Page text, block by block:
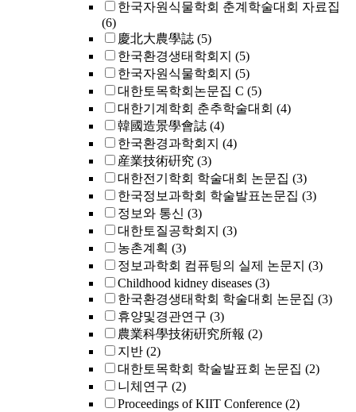
한국자원식물학회 춘계학술대회 자료집
(6)
慶北大農學誌 (5)
한국환경생태학회지 (5)
한국자원식물학회지 (5)
대한토목학회논문집 C (5)
대한기계학회 춘추학술대회 (4)
韓國造景學會誌 (4)
한국환경과학회지 (4)
産業技術硏究 (3)
대한전기학회 학술대회 논문집 (3)
한국정보과학회 학술발표논문집 (3)
정보와 통신 (3)
대한토질공학회지 (3)
농촌계획 (3)
정보과학회 컴퓨팅의 실제 논문지 (3)
Childhood kidney diseases (3)
한국환경생태학회 학술대회 논문집 (3)
휴양및경관연구 (3)
農業科學技術硏究所報 (2)
지반 (2)
대한토목학회 학술발표회 논문집 (2)
니체연구 (2)
Proceedings of KIIT Conference (2)